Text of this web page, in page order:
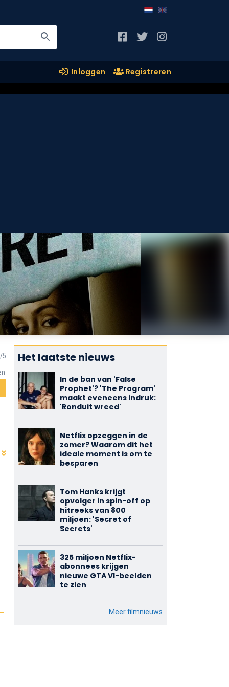
Inloggen Registreren
Het laatste nieuws
In de ban van 'False
Prophet'? 'The Program'
maakt eveneens indruk:
'Ronduit wreed'
Netflix opzeggen in de
zomer? Waarom dit het
ideale moment is om te
besparen
Tom Hanks krijgt
opvolger in spin-off op
hitreeks van 800
miljoen: 'Secret of
Secrets'
325 miljoen Netflix-
abonnees krijgen
nieuwe GTA VI-beelden
te zien
Meer filmnieuws